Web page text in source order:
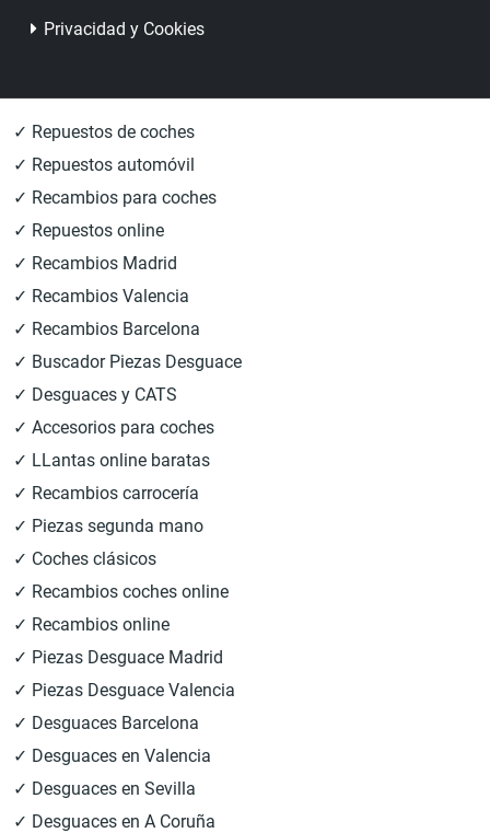
Privacidad y Cookies
✓ Repuestos de coches
✓ Repuestos automóvil
✓ Recambios para coches
✓ Repuestos online
✓ Recambios Madrid
✓ Recambios Valencia
✓ Recambios Barcelona
✓ Buscador Piezas Desguace
✓ Desguaces y CATS
✓ Accesorios para coches
✓ LLantas online baratas
✓ Recambios carrocería
✓ Piezas segunda mano
✓ Coches clásicos
✓ Recambios coches online
✓ Recambios online
✓ Piezas Desguace Madrid
✓ Piezas Desguace Valencia
✓ Desguaces Barcelona
✓ Desguaces en Valencia
✓ Desguaces en Sevilla
✓ Desguaces en A Coruña